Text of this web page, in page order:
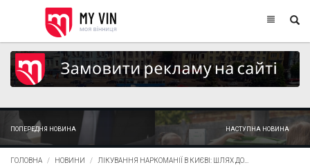
ПОПЕРЕДНЯ НОВИНА НАСТУПНА НОВИНА
ГОЛОВНА НОВИНИ ЛІКУВАННЯ НАРКОМАНІЇ В КИЄВІ: ШЛЯХ ДО...